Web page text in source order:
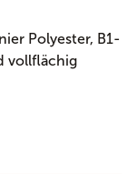
Polyester, B1-
vollflächig